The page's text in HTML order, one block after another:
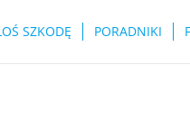
SZKODĘ PORADNIKI